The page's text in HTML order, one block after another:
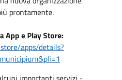
prontamente.
App e Play Store:
apps/details?